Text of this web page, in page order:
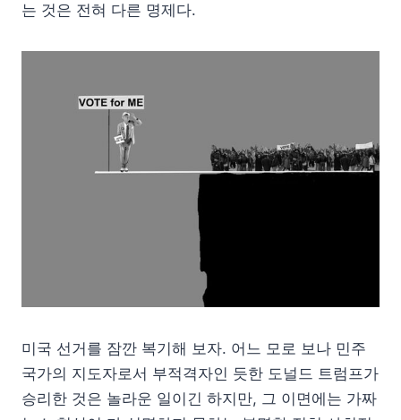
는 것은 전혀 다른 명제다.
미국 선거를 잠깐 복기해 보자. 어느 모로 보나 민주
국가의 지도자로서 부적격자인 듯한 도널드 트럼프가
승리한 것은 놀라운 일이긴 하지만, 그 이면에는 가짜